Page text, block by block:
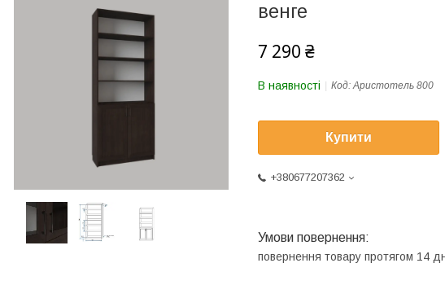
венге
7 290 ₴
В наявності Код:Аристотель 800
Купити
+380677207362
повернення товару протягом 14